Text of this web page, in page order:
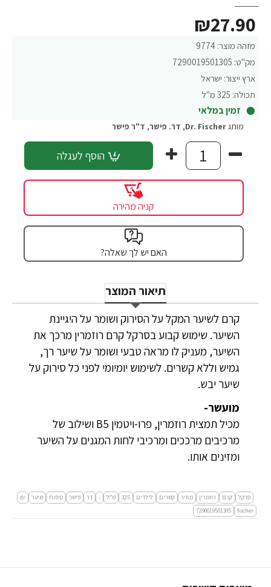
מזהה מוצר: 9774
מק"ט: 7290019501305
ארץ ייצור: ישראל
תכולה: 325 מ"ל
זמין במלאי
₪27.90
מותגDr. Fischer
, דר. פישר, ד"ר פישר
הוסף לעגלה
קניה מהירה
האם יש לך שאלה?
תיאור המוצר
קרם לשיער המקל על הסירוק ושומר על היגיינת
השיער. שימוש קבוע בסרקל קרם רוזמרין מרכך את
השיער, מעניק לו מראה טבעי ושומר על שיער רך,
גמיש וללא קשרים. לשימוש יומיומי לפני כל סירוק על
שיער יבש.
מועשר-
מכיל תמצית רוזמרין, פרו-ויטמין B5 ושילוב של
מרכיבים מרככים ומרכיבי לחות המגנים על השיער
ומזינים אותו.
סרקל קרם רוזמרין מתיר קשרים לילדים 325 מ”ל - דר פישר טיפוח שיער
dr
fischer
7290019501305